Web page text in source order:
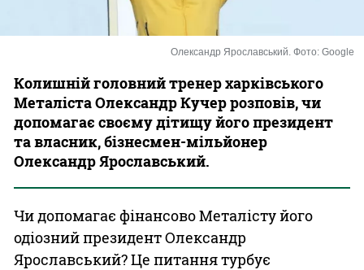
Олександр Ярославський. Фото: Google
Колишній головний тренер харківського
Металіста Олександр Кучер розповів, чи
допомагає своєму дітищу його президент
та власник, бізнесмен-мільйонер
Олександр Ярославський.
Чи допомагає фінансово Металісту його
одіозний президент Олександр
Ярославський? Це питання турбує